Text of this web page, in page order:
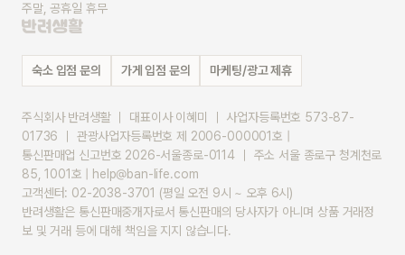
주말, 공휴일 휴무
숙소 입점 문의 가게 입점 문의 마케팅/광고 제휴
주식회사 반려생활 ｜ 대표이사 이혜미 ｜ 사업자등록번호 573-87-
01736 ｜ 관광사업자등록번호 제 2006-000001호 |
통신판매업 신고번호 2026-서울종로-0114 ｜ 주소 서울 종로구 청계천로
85, 1001호 | help@ban-life.com
고객센터: 02-2038-3701 (평일 오전 9시 ~ 오후 6시)
반려생활은 통신판매중개자로서 통신판매의 당사자가 아니며 상품 거래정
보 및 거래 등에 대해 책임을 지지 않습니다.